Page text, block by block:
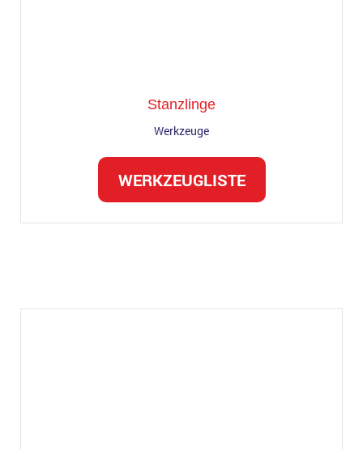
Stanzlinge
Werkzeuge
WERKZEUGLISTE